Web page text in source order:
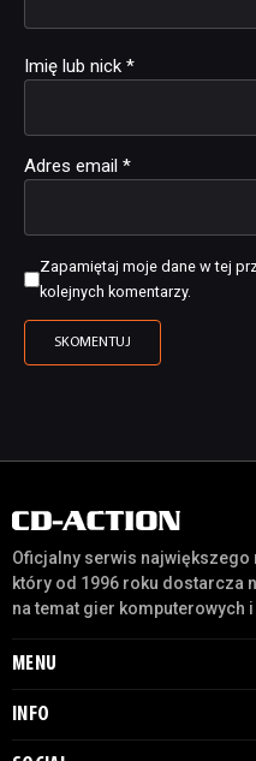
Imię lub nick *
Adres email *
Zapamiętaj moje dane w tej
kolejnych komentarzy.
Oficjalny serwis
który od 1996 roku dostarcza
na temat gier komputerowych
MENU
INFO